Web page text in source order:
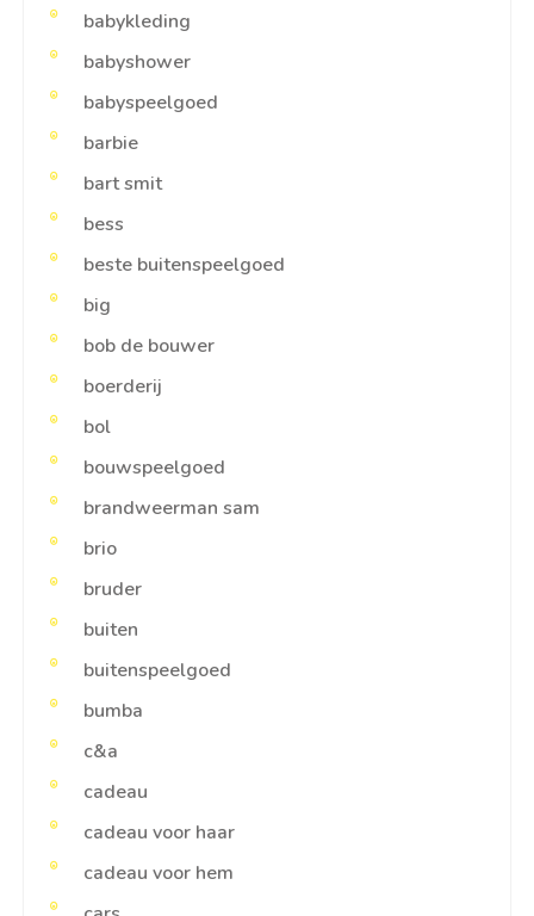
babykleding
babyshower
babyspeelgoed
barbie
bart smit
bess
beste buitenspeelgoed
big
bob de bouwer
boerderij
bol
bouwspeelgoed
brandweerman sam
brio
bruder
buiten
buitenspeelgoed
bumba
c&a
cadeau
cadeau voor haar
cadeau voor hem